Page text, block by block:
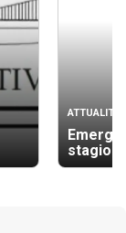
ATTUALITÀ